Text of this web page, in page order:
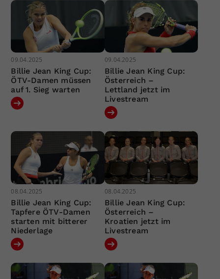
09.04.2025
Billie Jean King Cup:
ÖTV-Damen müssen
auf 1. Sieg warten
09.04.2025
Billie Jean King Cup:
Österreich –
Lettland jetzt im
Livestream
08.04.2025
Billie Jean King Cup:
Tapfere ÖTV-Damen
starten mit bitterer
Niederlage
08.04.2025
Billie Jean King Cup:
Österreich –
Kroatien jetzt im
Livestream